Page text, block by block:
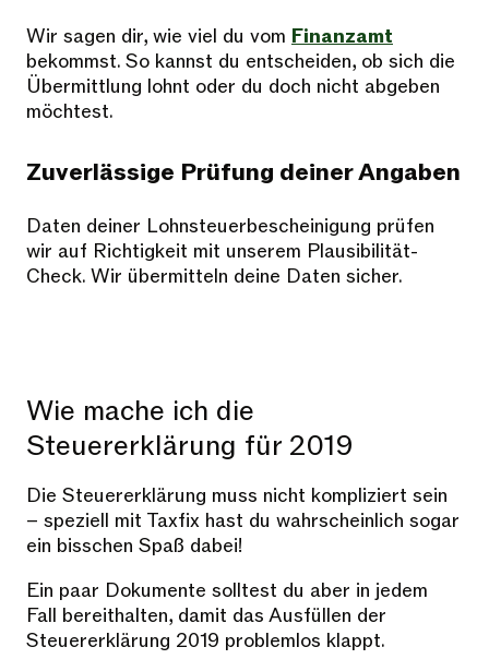
Wir sagen dir, wie viel du vom Finanzamt
bekommst. So kannst du entscheiden, ob sich die
Übermittlung lohnt oder du doch nicht abgeben
möchtest.
Zuverlässige Prüfung​ deiner Angaben
Daten deiner Lohnsteuerbescheinigung prüfen
wir auf Richtigkeit mit unserem Plausibilität-
Check. Wir übermitteln deine Daten sicher.
Wie mache ich die
Steuererklärung für 2019
Die Steuererklärung muss nicht kompliziert sein
– speziell mit Taxfix hast du wahrscheinlich sogar
ein bisschen Spaß dabei!
Ein paar Dokumente solltest du aber in jedem
Fall bereithalten, damit das Ausfüllen der
Steuererklärung 2019 problemlos klappt.